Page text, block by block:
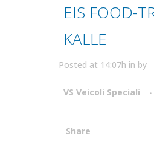
EIS FOOD-
KALLE
Posted at 14:07h in by
VS Veicoli Speciali
Share
Attiva comando